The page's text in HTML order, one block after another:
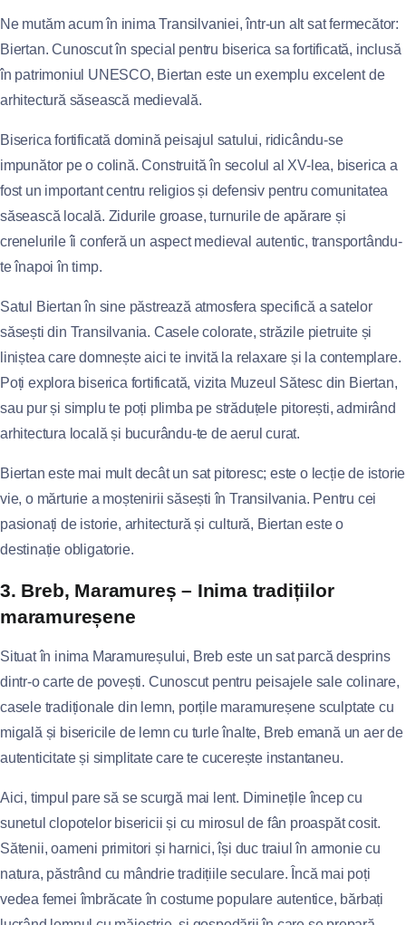
Ne mutăm acum în inima Transilvaniei, într-un alt sat fermecător:
Biertan. Cunoscut în special pentru biserica sa fortificată, inclusă
în patrimoniul UNESCO, Biertan este un exemplu excelent de
arhitectură săsească medievală.
Biserica fortificată domină peisajul satului, ridicându-se
impunător pe o colină. Construită în secolul al XV-lea, biserica a
fost un important centru religios și defensiv pentru comunitatea
săsească locală. Zidurile groase, turnurile de apărare și
crenelurile îi conferă un aspect medieval autentic, transportându-
te înapoi în timp.
Satul Biertan în sine păstrează atmosfera specifică a satelor
săsești din Transilvania. Casele colorate, străzile pietruite și
liniștea care domnește aici te invită la relaxare și la contemplare.
Poți explora biserica fortificată, vizita Muzeul Sătesc din Biertan,
sau pur și simplu te poți plimba pe străduțele pitorești, admirând
arhitectura locală și bucurându-te de aerul curat.
Biertan este mai mult decât un sat pitoresc; este o lecție de istorie
vie, o mărturie a moștenirii săsești în Transilvania. Pentru cei
pasionați de istorie, arhitectură și cultură, Biertan este o
destinație obligatorie.
3. Breb, Maramureș – Inima tradițiilor
maramureșene
Situat în inima Maramureșului, Breb este un sat parcă desprins
dintr-o carte de povești. Cunoscut pentru peisajele sale colinare,
casele tradiționale din lemn, porțile maramureșene sculptate cu
migală și bisericile de lemn cu turle înalte, Breb emană un aer de
autenticitate și simplitate care te cucerește instantaneu.
Aici, timpul pare să se scurgă mai lent. Diminețile încep cu
sunetul clopotelor bisericii și cu mirosul de fân proaspăt cosit.
Sătenii, oameni primitori și harnici, își duc traiul în armonie cu
natura, păstrând cu mândrie tradițiile seculare. Încă mai poți
vedea femei îmbrăcate în costume populare autentice, bărbați